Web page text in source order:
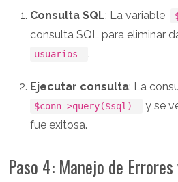
Consulta SQL: La variable
consulta SQL para eliminar
usuarios .
Ejecutar consulta: La
$conn->query($sql)
y se
fue exitosa.
Paso 4: Manejo de